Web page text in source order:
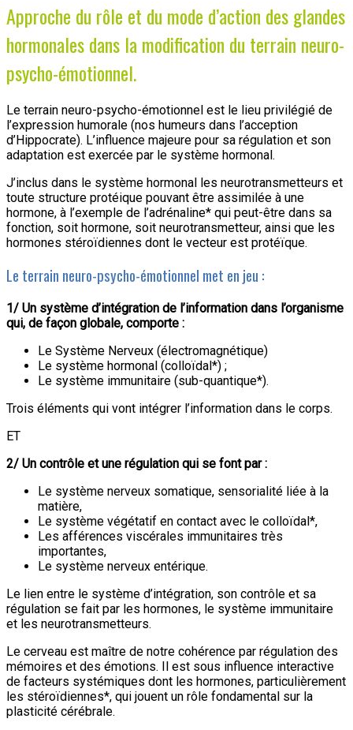
Approche du rôle et du mode d’action des glandes
hormonales dans la modification du terrain neuro-
psycho-émotionnel.
Le terrain neuro-psycho-émotionnel est le lieu privilégié de
l’expression humorale (nos humeurs dans l’acception
d’Hippocrate). L’influence majeure pour sa régulation et son
adaptation est exercée par le système hormonal.
J’inclus dans le système hormonal les neurotransmetteurs et
toute structure protéique pouvant être assimilée à une
hormone, à l’exemple de l’adrénaline* qui peut-être dans sa
fonction, soit hormone, soit neurotransmetteur, ainsi que les
hormones stéroïdiennes dont le vecteur est protéïque.
Le terrain neuro-psycho-émotionnel met en jeu :
1/ Un système d’intégration de l’information dans l’organisme
qui, de façon globale, comporte :
Le Système Nerveux (électromagnétique)
Le système hormonal (colloïdal*) ;
Le système immunitaire (sub-quantique*).
Trois éléments qui vont intégrer l’information dans le corps.
ET
2/ Un contrôle et une régulation qui se font par :
Le système nerveux somatique, sensorialité liée à la
matière,
Le système végétatif en contact avec le colloïdal*,
Les afférences viscérales immunitaires très
importantes,
Le système nerveux entérique.
Le lien entre le système d’intégration, son contrôle et sa
régulation se fait par les hormones, le système immunitaire
et les neurotransmetteurs.
Le cerveau est maître de notre cohérence par régulation des
mémoires et des émotions. Il est sous influence interactive
de facteurs systémiques dont les hormones, particulièrement
les stéroïdiennes*, qui jouent un rôle fondamental sur la
plasticité cérébrale.